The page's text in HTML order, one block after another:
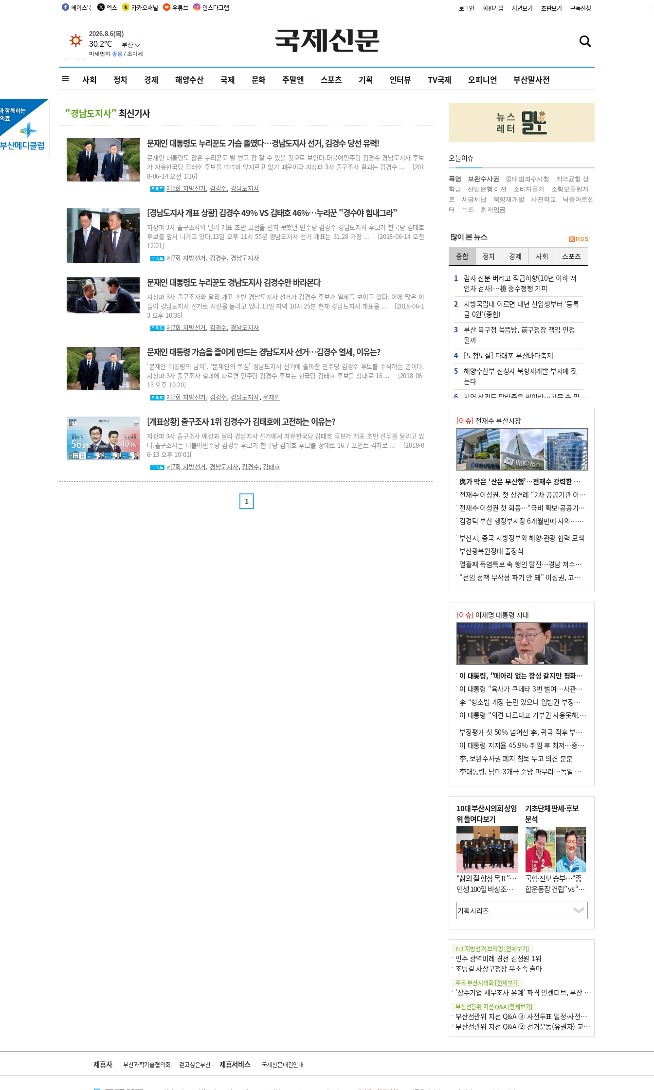
페이스북 엑스 카카오채널 유튜브 인스타그램 로그인 회원가입 지면보기 초판보기 구독신청
사회 정치 경제 해양수산 국제 문화 주말엔 스포츠 기획 인터뷰 TV국제 오피니언 부산말사전
"경남도지사" 최신기사
문재인 대통령도 누리꾼도 가슴 졸였다…경남도지사 선거, 김경수 당선 유력!
문재인 대통령도 많은 누리꾼도 발 뻗고 잠 잘 수 있을 것으로 보인다.더불어민주당 김경수 경남도지사 후보
가 자유한국당 김태호 후보를 넉넉히 앞지르고 있기 때문이다.지상파 3사 출구조사 결과는 김경수 ... [201
8-06-14 오전 1:16]
제7회 지방선거, 김경수, 경남도지사
[경남도지사 개표 상황] 김경수 49% VS 김태호 46%…누리꾼 "경수야 힘내그라"
지상파 3사 출구조사와 달리 개표 초반 고전을 면치 못했던 민주당 김경수 경남도지사 후보가 한국당 김태호
후보를 앞서 나가고 있다.13일 오후 11시 55분 경남도지사 선거 개표는 31.28 가량 ... [2018-06-14 오전
12:01]
제7회 지방선거, 김경수, 경남도지사
문재인 대통령도 누리꾼도 경남도지사 김경수만 바라본다
지상파 3사 출구조사와 달리 개표 초반 경남도지사 선거가 김경수 후보가 열세를 보이고 있다. 이에 많은 이
들이 경남도지사 선거로 시선을 돌리고 있다.13일 저녁 10시 25분 현재 경남도지사 개표율 ... [2018-06-1
3 오후 10:36]
제7회 지방선거, 김경수, 경남도지사
문재인 대통령 가슴을 졸이게 만드는 경남도지사 선거…김경수 열세, 이유는?
‘문재인 대통령의 남자’, ‘문재인의 복심’ 경남도지사 선거에 출마한 민주당 김경수 후보를 수식하는 말이다.
지상파 3사 출구조사 결과에 따르면 민주당 김경수 후보는 한국당 김태호 후보를 상대로 16 ... [2018-06-
13 오후 10:20]
제7회 지방선거, 김경수, 경남도지사,문재인
[개표상황] 출구조사 1위 김경수가 김태호에 고전하는 이유는?
지상파 3사 출구조사 예상과 달리 경남지사 선거에서 자유한국당 김태호 후보가 개표 초반 선두를 달리고 있
다.출구조사는 더불어민주당 김경수 후보가 한국당 김태호 후보를 상대로 16.7 포인트 격차로 ... [2018-0
6-13 오후 10:01]
제7회 지방선거, 경남도지사, 김경수, 김태호
1
오늘이슈
폭염 보완수사권 중대범죄수사청
지역균형 장
학금
산업은행 이전 소비자물가
소형모듈원자
로
세금체납 북항재개발 사관학교
낙동아트센
터
녹조 최저임금
많이 본 뉴스
종합 정치 경제 사회 스포츠
1
검사 신분 버리고 직급하향(10년 이하 저
연차 검사)…檢 중수청행 기피
2
지방국립대 이르면 내년 신입생부터 ‘등록
금 0원’(종합)
3
부산 북구청 쑥뜸방, 前구청장 책임 인정
될까
4
[도청도설] 다대포 부산바다축제
5
해양수산부 신청사 북항재개발 부지에 짓
는다
6
지역 상권도 말라죽을 판이라…가뭄 속 밀
양물축제 강행 논란
7
법원, 단차 논란 북항 복합환승센터 공사
중지 관련 현장검증
8
통영시민 추석 전 35만 원 받는다
9
부산 철강공장 50대 노동자 추락사
10 국힘 부산시당, ‘정이한 조력’ 시의원 윤리
위에…‘한동훈 지지’도 신고접수
[이슈] 전재수 부산시장
與가 막은 ‘산은 부산행’…전재수 강력한 의지 표명 없인 공염불
전재수·이성권, 첫 상견례 “2차 공공기관 이전 초당 협력”(종합)
전재수·이성권 첫 회동…“국비 확보·공공기관 이전 협력”
김경덕 부산 행정부시장 6개월만에 사의…후임 인선 촉각
부산시, 중국 지방정부와 해양·관광 협력 모색
부산광복원정대 출정식
열흘째 폭염특보 속 행인 탈진…경남 저수율 평년의 절반
“전임 정책 무작정 파기 안 돼” 이성권, 고강도 ‘전재수 견제’ 예고
[이슈] 이재명 대통령 시대
이 대통령, "메아리 없는 함성 같지만 평화공존책 계속해야"
이 대통령 "육사가 쿠데타 3번 벌여…사관학교 통합 신속히 추진"
李 “형소법 개정 논란 있으나 입법권 부정할 만큼은 아냐”(종합)
이 대통령 "의견 다르다고 거부권 사용못해.. 입법권 부정할 상황이라 보기 어려워"
부정평가 첫 50% 넘어선 李, 귀국 직후 부동산·증시 점검(종합)
이 대통령 지지율 45.9% 취임 후 최저…증시 폭락·연임 개헌 논란 영향
李, 보완수사권 폐지 침묵 두고 의견 분분
李대통령, 남미 3개국 순방 마무리…독일 프랑크푸르트 향해 출발
10대 부산시의회 상임
위 들여다보기
“삶의 질 향상 목표”…
민생 100일 비상조치
면밀 심사
기초단체 판세·후보
분석
국힘·진보 승부…“종
합운동장 건립” vs “출
근 공공버스 도입”
6·3 지방선거 브리핑 [전체보기]
민주 광역비례 경선 김정원 1위
조병길 사상구청장 무소속 출마
주목 부산시의회 [전체보기]
‘장수기업 세무조사 유예’ 파격 인센티브, 부산 유출 막을까
부산선관위 지선 Q&A[전체보기]
부산선관위 지선 Q&A ③ 사전투표 일정·사전투표함 보관
부산선관위 지선 Q&A ② 선거운동(유권자) 교육감투표용지
제휴사 부산과학기술협의회 걷고싶은부산 제휴서비스 국제신문대관안내